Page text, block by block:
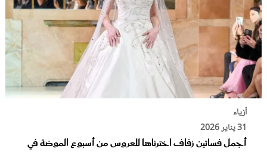
أزياء
31 يناير 2026
أجمل فساتين زفاف اخترناها للعروس من أسبوع الموضة في